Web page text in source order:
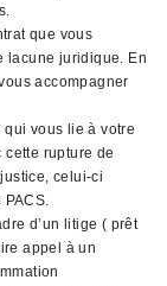
que vous
lacune juridique. En
accompagner
qui vous lie à votre
cette rupture de
celui-ci
d’un litige ( prêt
appel à un